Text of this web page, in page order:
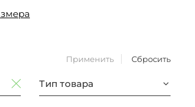
Применить Сбросить
Тип товара